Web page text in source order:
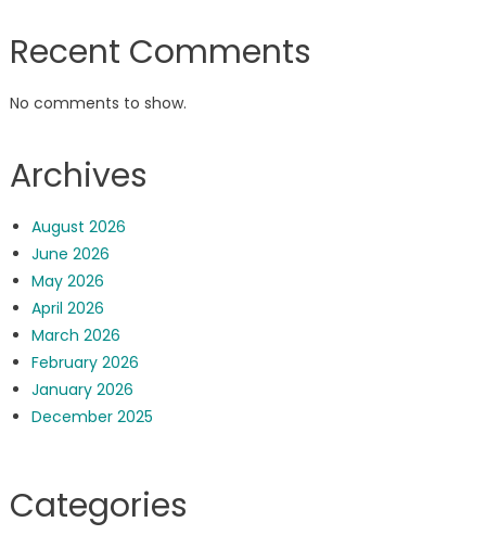
Recent Comments
No comments to show.
Archives
August 2026
June 2026
May 2026
April 2026
March 2026
February 2026
January 2026
December 2025
Categories